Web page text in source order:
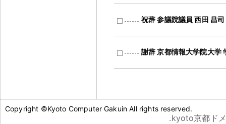
祝辞 参議院議員 西田 昌司
謝辞 京都情報大学院大学
Copyright ©Kyoto Computer Gakuin All rights reserved.
.kyoto京都ド